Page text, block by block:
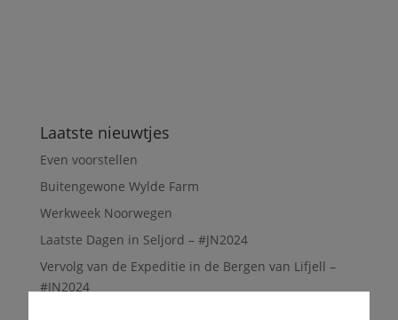
Laatste nieuwtjes
Even voorstellen
Buitengewone Wylde Farm
Werkweek Noorwegen
Laatste Dagen in Seljord – #JN2024
Vervolg van de Expeditie in de Bergen van Lifjell –
#JN2024